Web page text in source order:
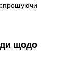
спрощуючи
щодо